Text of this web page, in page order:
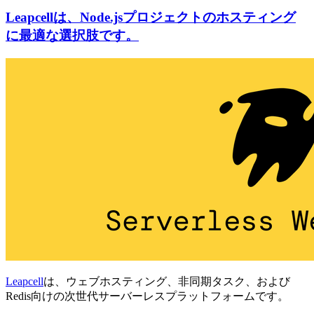
Leapcellは、Node.jsプロジェクトのホスティング
に最適な選択肢です。
Leapcellは、ウェブホスティング、非同期タスク、および
Redis向けの次世代サーバーレスプラットフォームです。